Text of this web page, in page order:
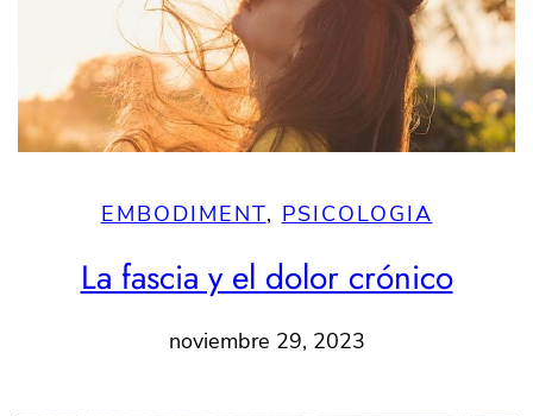
EMBODIMENT, PSICOLOGIA
La fascia y el dolor crónico
noviembre 29, 2023